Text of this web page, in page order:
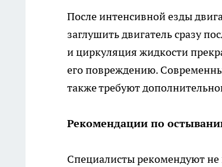
После интенсивной езды
заглушить двигатель сразу
и циркуляция жидкости
его повреждению.
также требуют
Рекомендации по
Специалисты рекомендуют не